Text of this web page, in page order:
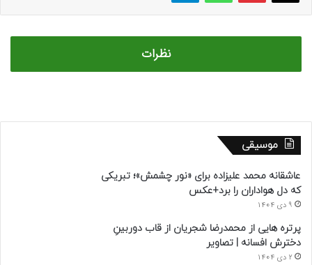
نظرات
موسیقی
عاشقانه محمد علیزاده برای «نور چشمش»؛ تبریکی
که دل هواداران را برد+عکس
9 دی 1404
پرتره هایی از محمدرضا شجریان از قاب دوربینِ
دخترش افسانه | تصاویر
2 دی 1404